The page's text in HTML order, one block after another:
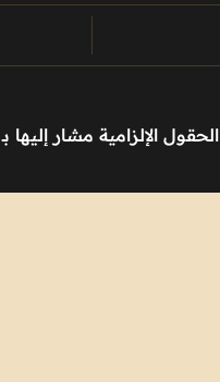
الحقول الإلزامية مشار إليها بـ